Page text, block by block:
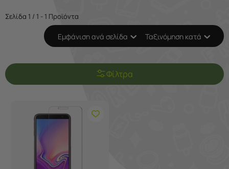
Σελίδα 1 / 1 - 1 Προϊόντα
Εμφάνιση ανά σελίδα Ταξινόμηση κατά
Φίλτρα